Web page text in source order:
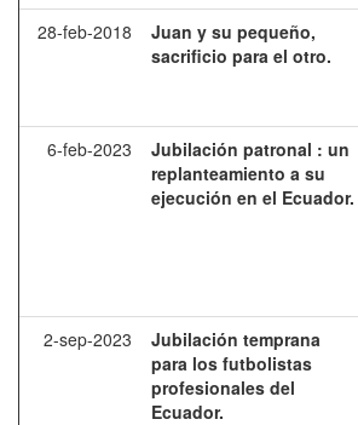
28-feb-2018
Juan y su pequeño,
sacrificio para el otro.
6-feb-2023
Jubilación patronal : un
replanteamiento a su
ejecución en el Ecuador.
2-sep-2023
Jubilación temprana
para los futbolistas
profesionales del
Ecuador.